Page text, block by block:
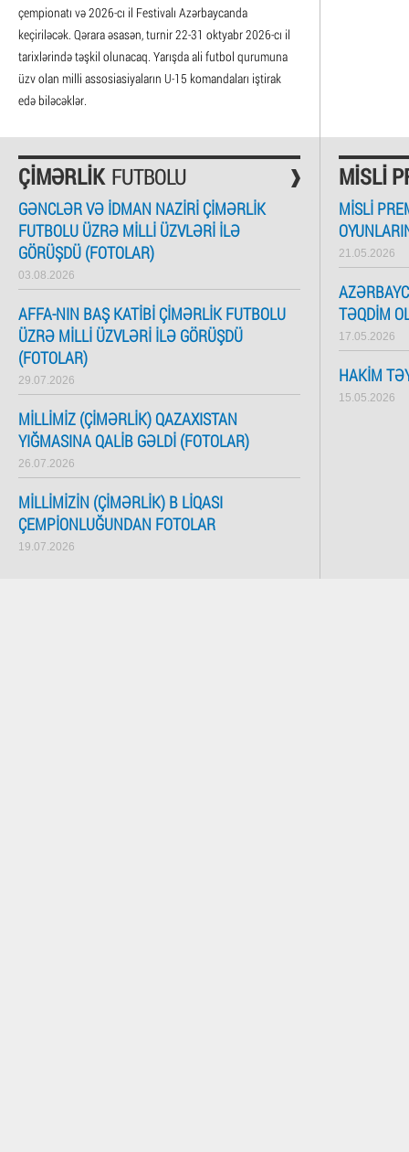
çempionatı və 2026-cı il Festivalı Azərbaycanda
keçiriləcək. Qərara əsasən, turnir 22-31 oktyabr 2026-cı il
tarixlərində təşkil olunacaq. Yarışda ali futbol qurumuna
üzv olan milli assosiasiyaların U-15 komandaları iştirak
edə biləcəklər.
ÇIMƏRLIK FUTBOLU MISLI
GƏNCLƏR VƏ IDMAN NAZIRI ÇIMƏRLIK
FUTBOLU ÜZRƏ MILLI ÜZVLƏRI ILƏ
GÖRÜŞDÜ (FOTOLAR)
03.08.2026
AFFA-NIN BAŞ KATIBI ÇIMƏRLIK FUTBOLU
ÜZRƏ MILLI ÜZVLƏRI ILƏ GÖRÜŞDÜ
(FOTOLAR)
29.07.2026
MILLIMIZ (ÇIMƏRLIK) QAZAXISTAN
YIĞMASINA QALIB GƏLDI (FOTOLAR)
26.07.2026
MILLIMIZIN (ÇIMƏRLIK) B LIQASI
ÇEMPIONLUĞUNDAN FOTOLAR
19.07.2026
MISLI
21.05.2026
TƏQDIM
17.05.2026
HAKIM
15.05.2026